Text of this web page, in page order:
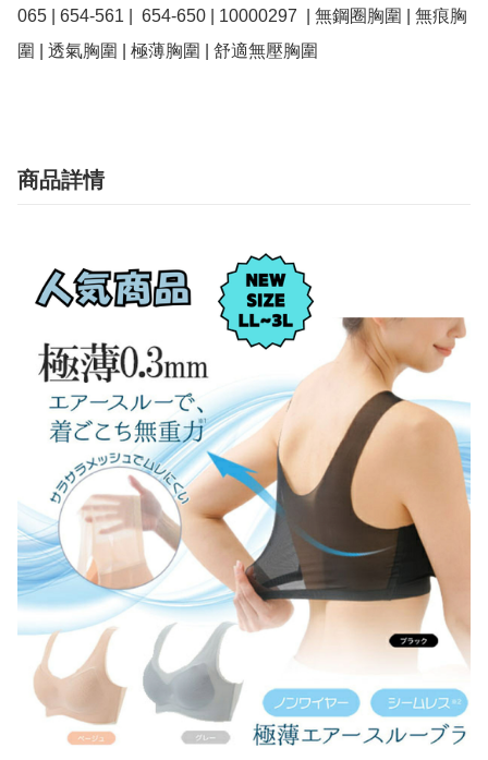
065 | 654-561 |  654-650 | 10000297  | 無鋼圈胸圍 | 無痕胸
圍 | 透氣胸圍 | 極薄胸圍 | 舒適無壓胸圍
商品詳情